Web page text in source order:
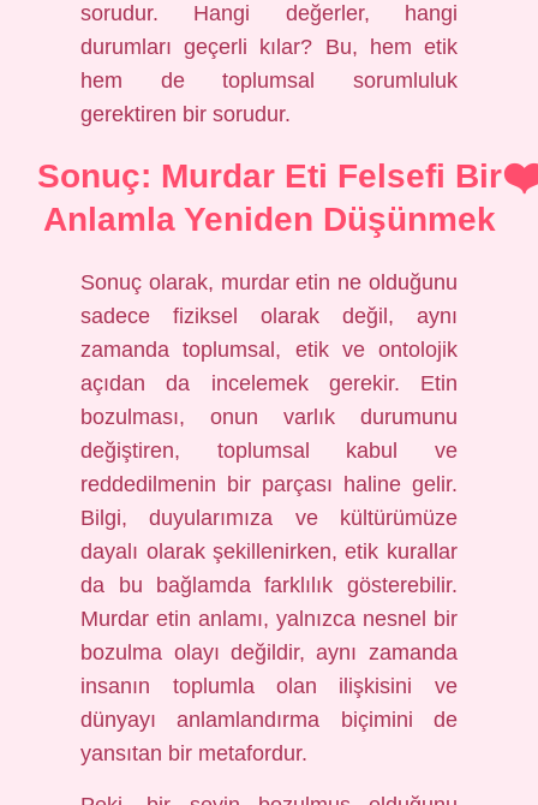
sorudur. Hangi değerler, hangi
durumları geçerli kılar? Bu, hem etik
hem de toplumsal sorumluluk
gerektiren bir sorudur.
Sonuç: Murdar Eti Felsefi Bir
Anlamla Yeniden Düşünmek
Sonuç olarak, murdar etin ne olduğunu
sadece fiziksel olarak değil, aynı
zamanda toplumsal, etik ve ontolojik
açıdan da incelemek gerekir. Etin
bozulması, onun varlık durumunu
değiştiren, toplumsal kabul ve
reddedilmenin bir parçası haline gelir.
Bilgi, duyularımıza ve kültürümüze
dayalı olarak şekillenirken, etik kurallar
da bu bağlamda farklılık gösterebilir.
Murdar etin anlamı, yalnızca nesnel bir
bozulma olayı değildir, aynı zamanda
insanın toplumla olan ilişkisini ve
dünyayı anlamlandırma biçimini de
yansıtan bir metafordur.